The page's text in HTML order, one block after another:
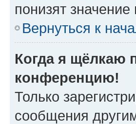
понизят
Вернуться к
Когда я щёлкаю
конференцию!
Только
сообщения